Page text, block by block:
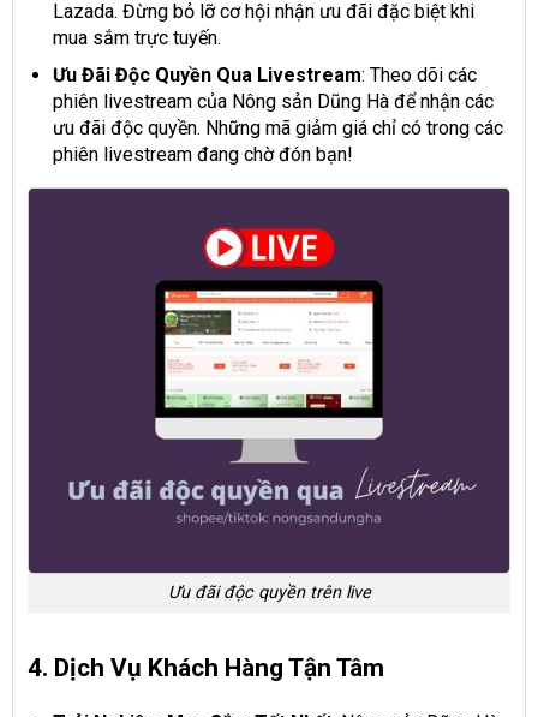
Lazada. Đừng bỏ lỡ cơ hội nhận ưu đãi đặc biệt khi
mua sắm trực tuyến.
Ưu Đãi Độc Quyền Qua Livestream: Theo dõi các
phiên livestream của Nông sản Dũng Hà để nhận các
ưu đãi độc quyền. Những mã giảm giá chỉ có trong các
phiên livestream đang chờ đón bạn!
Ưu đãi độc quyền trên live
4. Dịch Vụ Khách Hàng Tận Tâm